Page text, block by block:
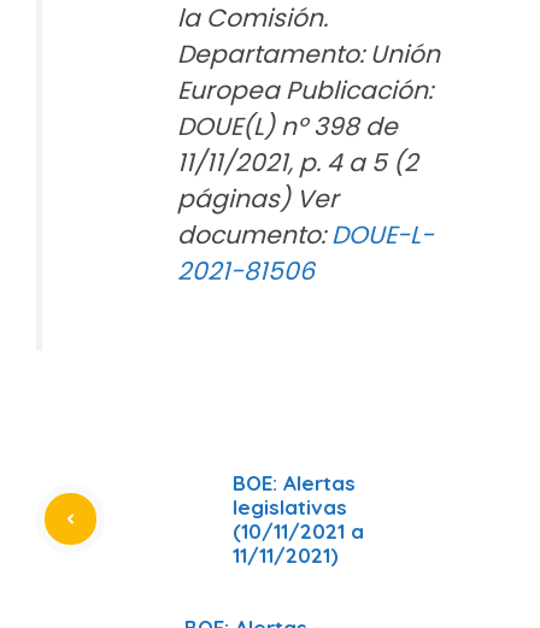
la Comisión.
Departamento: Unión
Europea Publicación:
DOUE(L) nº 398 de
11/11/2021, p. 4 a 5 (2
páginas) Ver
documento:DOUE-L-
2021-81506
BOE: Alertas
legislativas
(10/11/2021 a
11/11/2021)